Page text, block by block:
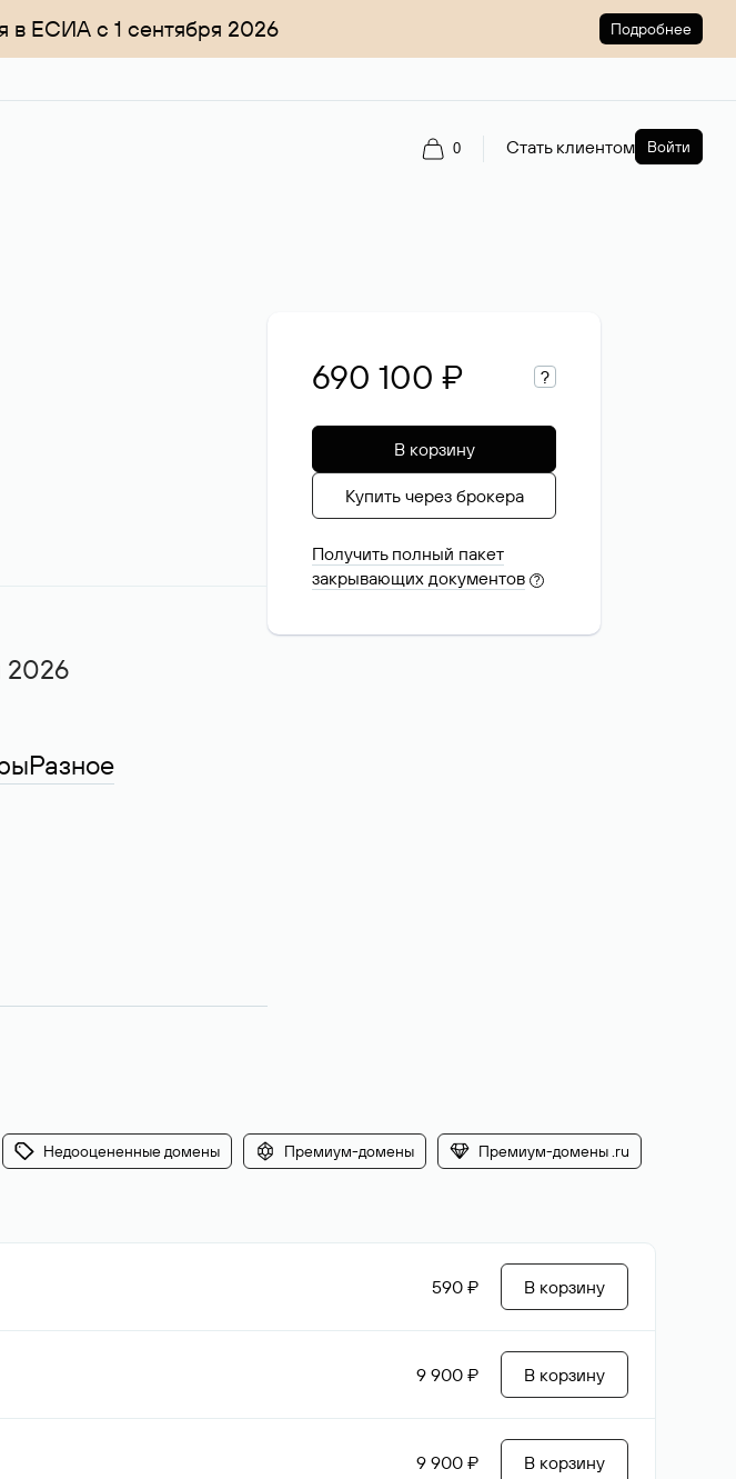
в ЕСИА с 1 сентября 2026 Подробнее
0 Стать клиентом Войти
2026
Разное
690 100 ₽ ?
В корзину
Купить через брокера
Получить полный пакет
закрывающих документов ?
Недооцененные домены Премиум-домены Премиум-домены .ru
590 ₽ В корзину
9 900 ₽ В корзину
9 900 ₽ В корзину